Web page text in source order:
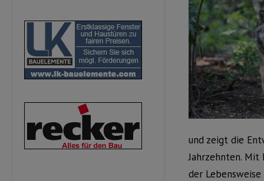
und zeigt die
Jahrzehnten.
der